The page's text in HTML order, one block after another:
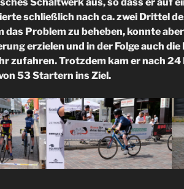
schließlich nach ca. zwei Drittel
das Problem zu beheben, konnte
erzielen und in der Folge auch die
zufahren. Trotzdem kam er nach 24
53 Startern ins Ziel.